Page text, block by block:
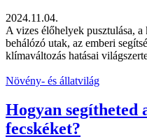
2024.11.04.
A vizes élőhelyek pusztulása,
behálózó utak, az emberi
klímaváltozás hatásai
Növény- és állatvilág
Hogyan segítheted
fecskéket?